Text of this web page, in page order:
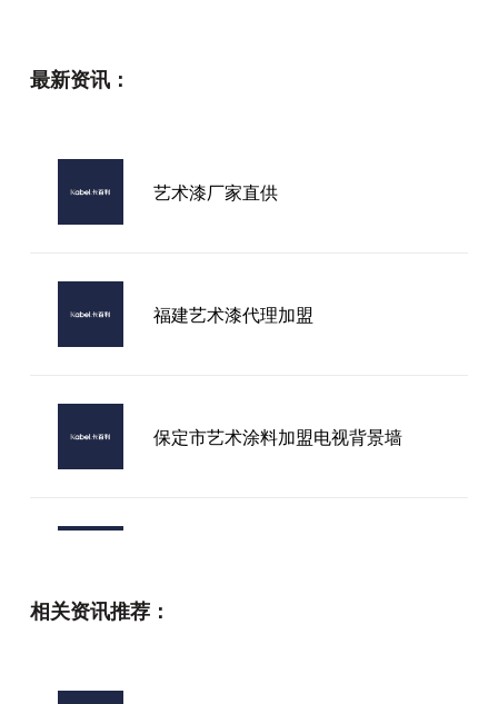
最新资讯：
艺术漆厂家直供
福建艺术漆代理加盟
保定市艺术涂料加盟电视背景墙
相关资讯推荐：